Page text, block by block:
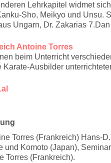
Lehrkapitel widmet
Sho, Meikyo und Unsu.
Ungarn, Dr. Zakarias
Antoine Torres
beim Unterricht
Ausbilder
Torres (Frankreich) Hans-
und Komoto (Japan),
Torres (Frankreich).